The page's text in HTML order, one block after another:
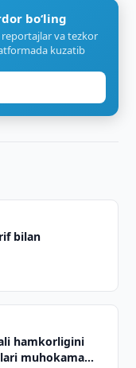
bo‘ling
va tezkor
kuzatib
bilan
hamkorligini
muhokama